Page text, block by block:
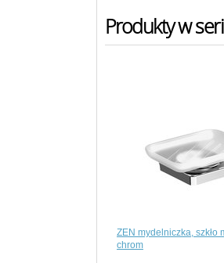
Produkty w
ZEN mydelniczka, szkło
chrom